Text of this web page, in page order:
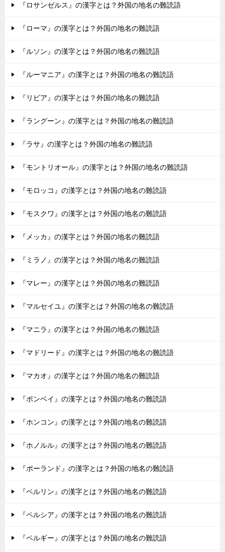
『ロサンゼルス』の漢字とは？外国の地名の難読語
『ローマ』の漢字とは？外国の地名の難読語
『ルソン』の漢字とは？外国の地名の難読語
『ルーマニア』の漢字とは？外国の地名の難読語
『リビア』の漢字とは？外国の地名の難読語
『ラングーン』の漢字とは？外国の地名の難読語
『ラサ』の漢字とは？外国の地名の難読語
『モントリオール』の漢字とは？外国の地名の難読語
『モロッコ』の漢字とは？外国の地名の難読語
『モスクワ』の漢字とは？外国の地名の難読語
『メッカ』の漢字とは？外国の地名の難読語
『ミラノ』の漢字とは？外国の地名の難読語
『マレー』の漢字とは？外国の地名の難読語
『マルセイユ』の漢字とは？外国の地名の難読語
『マニラ』の漢字とは？外国の地名の難読語
『マドリード』の漢字とは？外国の地名の難読語
『マカオ』の漢字とは？外国の地名の難読語
『ボンベイ』の漢字とは？外国の地名の難読語
『ホンコン』の漢字とは？外国の地名の難読語
『ホノルル』の漢字とは？外国の地名の難読語
『ポーランド』の漢字とは？外国の地名の難読語
『ベルリン』の漢字とは？外国の地名の難読語
『ペルシア』の漢字とは？外国の地名の難読語
『ベルギー』の漢字とは？外国の地名の難読語